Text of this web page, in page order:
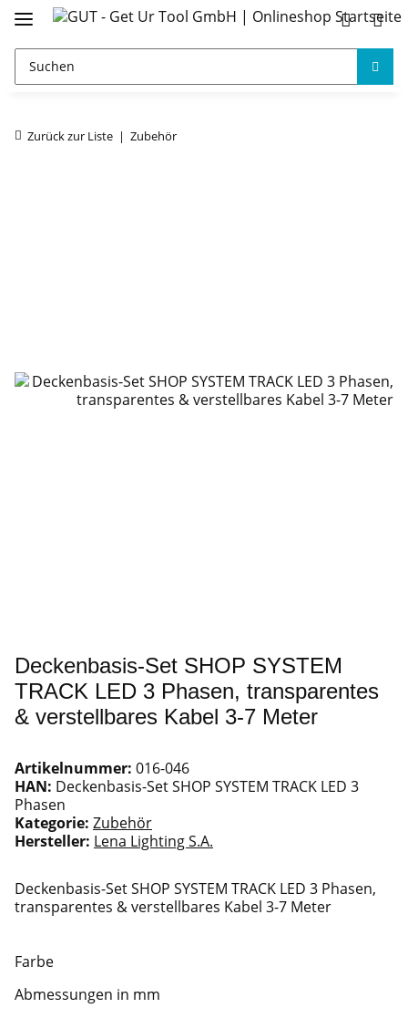
Zurück zur Liste Zubehör
Deckenbasis-Set SHOP SYSTEM
TRACK LED 3 Phasen, transparentes
& verstellbares Kabel 3-7 Meter
Artikelnummer: 016-046
HAN: Deckenbasis-Set SHOP SYSTEM TRACK LED 3
Phasen
Kategorie: Zubehör
Hersteller: Lena Lighting S.A.
Deckenbasis-Set SHOP SYSTEM TRACK LED 3 Phasen,
transparentes & verstellbares Kabel 3-7 Meter
Farbe
Abmessungen in mm